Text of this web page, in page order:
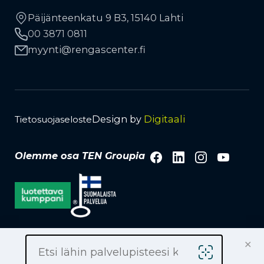
Työkonerenkaat
TPMS-rengaspaineanturit
Liikkuva rengaspalvelu
Avainasiakkuus
Yhteystiedot
Kauppiaaksi
Päijänteenkatu 9 B3, 15140 Lahti
00 3871 0811
myynti
rengascenter.fi
TietosuojaselosteDesign by Digitaali
Olemme osa TEN Groupia Facebook
LinkedIn
×